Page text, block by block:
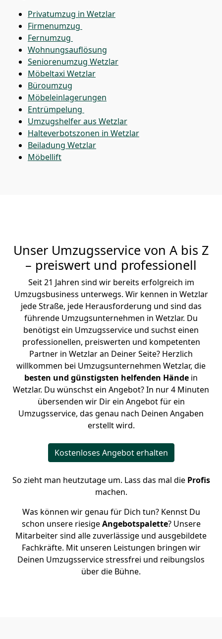
Privatumzug in Wetzlar
Firmenumzug
Fernumzug
Wohnungsauflösung
Seniorenumzug Wetzlar
Möbeltaxi Wetzlar
Büroumzug
Möbeleinlagerungen
Entrümpelung
Umzugshelfer aus Wetzlar
Halteverbotszonen in Wetzlar
Beiladung Wetzlar
Möbellift
Unser Umzugsservice von A bis Z
– preiswert und professionell
Seit 21 Jahren sind wir bereits erfolgreich im
Umzugsbusiness unterwegs. Wir kennen in Wetzlar
jede Straße, jede Herausforderung und sind das
führende Umzugsunternehmen in Wetzlar. Du
benötigst ein Umzugsservice und suchst einen
professionellen, preiswerten und kompetenten
Partner in Wetzlar an Deiner Seite? Herzlich
willkommen bei Umzugsunternehmen Wetzlar, die
besten und günstigsten helfenden Hände in
Wetzlar. Du wünschst ein Angebot? In nur 4 Minuten
übersenden wir Dir ein Angebot für ein
Umzugsservice, das genau nach Deinen Angaben
erstellt wird.
Kostenloses Angebot erhalten
So zieht man heutzutage um. Lass das mal die Profis
machen.
Was können wir genau für Dich tun? Kennst Du
schon unsere riesigeAngebotspalette? Unsere
Mitarbeiter sind alle zuverlässige und ausgebildete
Fachkräfte. Mit unseren Leistungen bringen wir
Deinen Umzugsservice stressfrei und reibungslos
über die Bühne.